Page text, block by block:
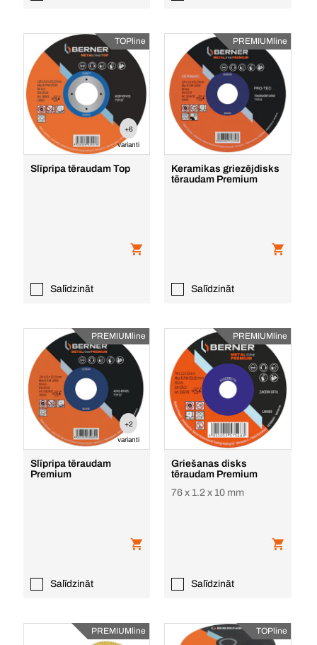
TOPline
+6
varianti
Slīpripa tēraudam Top
Salīdzināt
PREMIUMline
Keramikas griezējdisks
tēraudam Premium
Salīdzināt
PREMIUMline
+2
varianti
Slīpripa tēraudam
Premium
Salīdzināt
PREMIUMline
Griešanas disks
tēraudam Premium
76 x 1.2 x 10 mm
Salīdzināt
PREMIUMline TOPline